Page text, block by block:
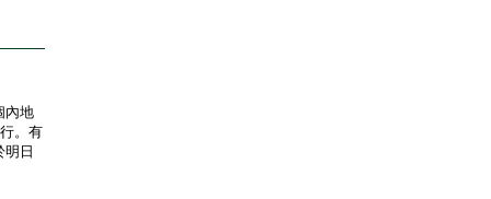
內地
。有
日